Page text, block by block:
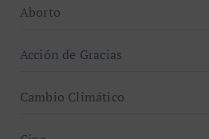
Aborto
Acción de Gracias
Cambio Climático